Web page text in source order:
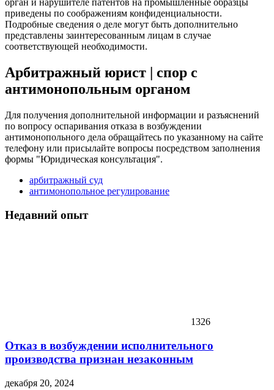
орган и нарушителе патентов на промышленные образцы
приведены по соображениям конфиденциальности.
Подробные сведения о деле могут быть дополнительно
представлены заинтересованным лицам в случае
соответствующей необходимости.
Арбитражный юрист | спор с
антимонопольным органом
Для получения дополнительной информации и разъяснений
по вопросу оспаривания отказа в возбуждении
антимонопольного дела обращайтесь по указанному на сайте
телефону или присылайте вопросы посредством заполнения
формы "Юридическая консультация".
арбитражный суд
антимонопольное регулирование
Недавний опыт
1326
Отказ в возбуждении исполнительного
производства признан незаконным
декабря 20, 2024